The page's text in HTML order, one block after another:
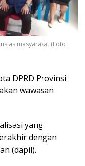
masyarakat.(Foto :
DPRD Provinsi
wawasan
yang
dengan
(dapil).